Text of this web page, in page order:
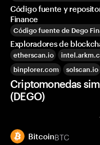
Código fuente y
Finance
Código fuente de Dego
Exploradores de
etherscan.io
binplorer.com
solscan.io
Criptomonedas
(DEGO)
BitcoinBTC